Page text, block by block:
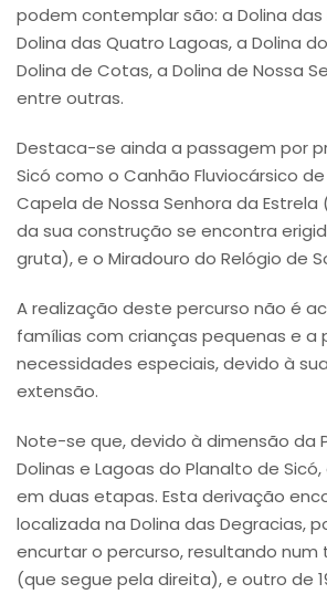
podem contemplar são: a Dolina das
Dolina das Quatro Lagoas, a Dolina
Dolina de Cotas, a Dolina de Nossa
entre outras.
Destaca-se ainda a passagem por
Sicó como o Canhão Fluviocársico
Capela de Nossa Senhora da
da sua construção se encontra
gruta), e o Miradouro do Relógio de
A realização deste percurso não é
famílias com crianças pequenas e a
necessidades especiais, devido à
extensão.
Note-se que, devido à dimensão da
Dolinas e Lagoas do Planalto de
em duas etapas. Esta derivação
localizada na Dolina das Degracias,
encurtar o percurso, resultando num
(que segue pela direita), e outro de